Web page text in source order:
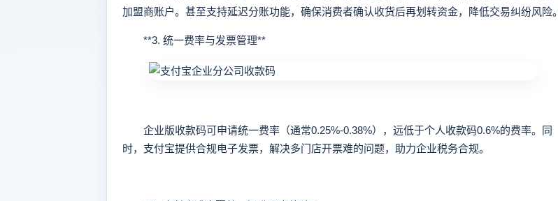
加盟商账户。甚至支持延迟分账功能，确保消费者确认收货后再划转资金，降低交易纠纷风险。
**3. 统一费率与发票管理**
企业版收款码可申请统一费率（通常0.25%-0.38%），远低于个人收款码0.6%的费率。同
时，支付宝提供合规电子发票，解决多门店开票难的问题，助力企业税务合规。